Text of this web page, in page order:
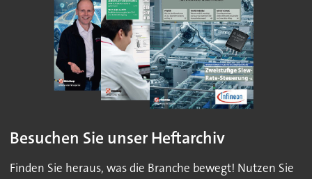
Besuchen Sie unser Heftarchiv
Finden Sie heraus, was die Branche bewegt! Nutzen Sie